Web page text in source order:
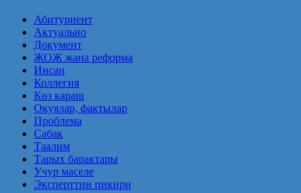
Абитуриент
Актуально
Документ
ЖОЖ жана реформа
Инсан
Коллегия
Көз караш
Окуялар, фактылар
Проблема
Сабак
Таалим
Тарых барактары
Учур маселе
Эксперттин пикири